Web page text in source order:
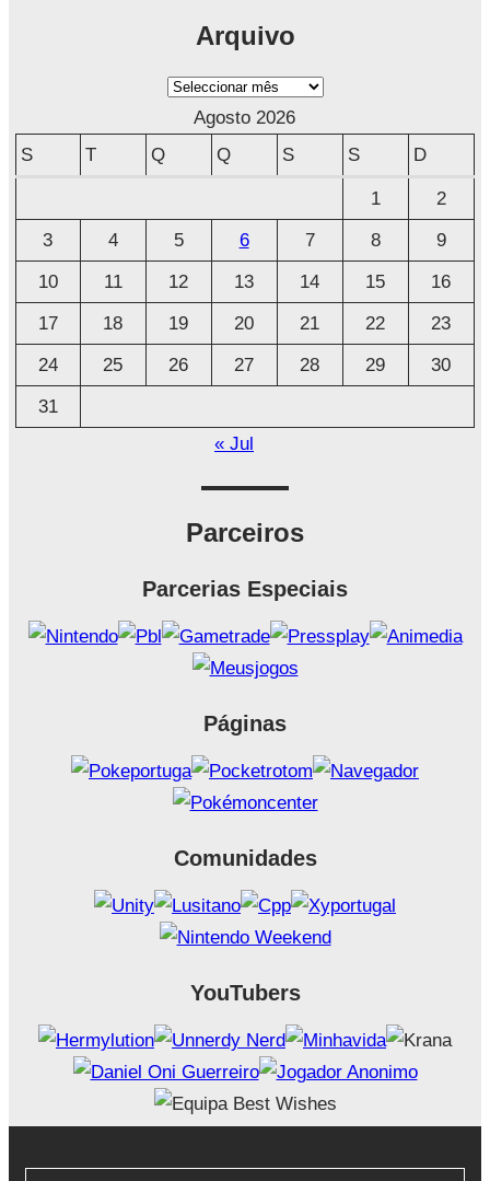
Arquivo
A
v
o
Agosto 2026
S
T Q Q S S D
1
2
3
4 5 6 7 8
9
10
11 12 13 14 15
16
17
18 19 20 21 22
23
24
25 26 27 28 29
30
31
« Jul
Parceiros
Parcerias Especiais
Páginas
Comunidades
YouTubers